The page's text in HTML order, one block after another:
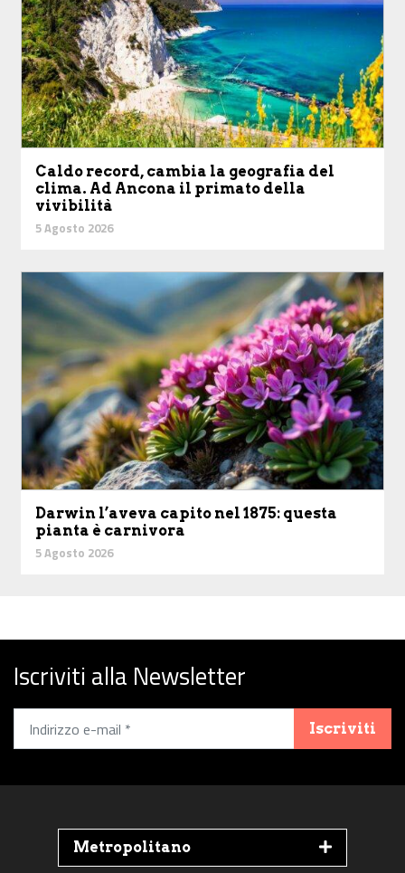
Caldo record, cambia la geografia del
clima. Ad Ancona il primato della
vivibilità
5 Agosto 2026
Darwin l’aveva capito nel 1875: questa
pianta è carnivora
5 Agosto 2026
Iscriviti alla Newsletter
Iscriviti
Metropolitano